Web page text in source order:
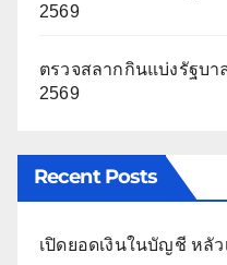
2569
ตรวจสลากกินแบ่งรัฐบ
2569
Recent Posts
เปิดยอดเงินในบัญชี หลั